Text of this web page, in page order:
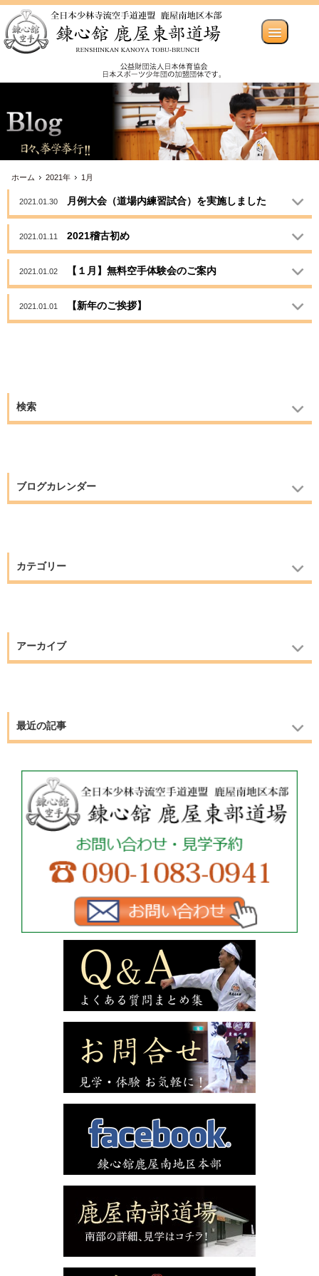
ホーム 2021年 1月
2021.01.30 月例大会（道場内練習試合）を実施しました
2021.01.11 2021稽古初め
2021.01.02 【１月】無料空手体験会のご案内
2021.01.01 【新年のご挨拶】
検索
ブログカレンダー
カテゴリー
アーカイブ
最近の記事